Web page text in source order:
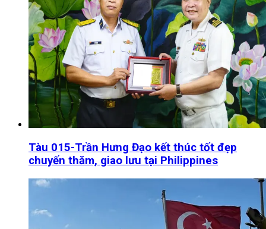
Tàu 015-Trần Hưng Đạo kết thúc tốt đẹp
chuyến thăm, giao lưu tại Philippines